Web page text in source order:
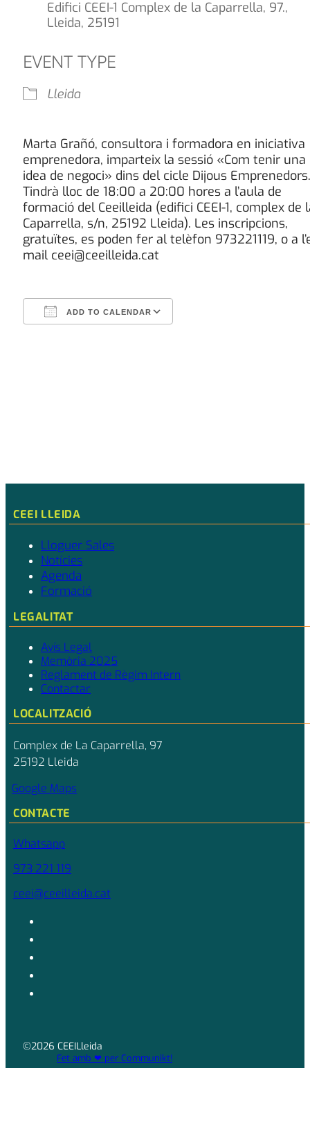
Edifici CEEI-1 Complex de la Caparrella, 97.,
Lleida, 25191
EVENT TYPE
Lleida
Marta Grañó, consultora i formadora en iniciativa
emprenedora, imparteix la sessió «Com tenir una
idea de negoci» dins del cicle Dijous Emprenedors.
Tindrà lloc de 18:00 a 20:00 hores a l’aula de
formació del Ceeilleida (edifici CEEI-1, complex de
Caparrella, s/n, 25192 Lleida). Les inscripcions,
gratuïtes, es poden fer al telèfon 973221119, o a
mail ceei@ceeilleida.cat
ADD TO CALENDAR
CEEI LLEIDA
Lloguer Sales
Notícies
Agenda
Formació
LEGALITAT
Avís Legal
Memòria 2025
Reglament de Règim Intern
Contactar
LOCALITZACIÓ
Complex de La Caparrella, 97
25192 Lleida
Google Maps
CONTACTE
Whatsapp
973 221 119
ceei@ceeilleida.cat
©2026 CEEILleida
Fet amb ❤ per Communikt!